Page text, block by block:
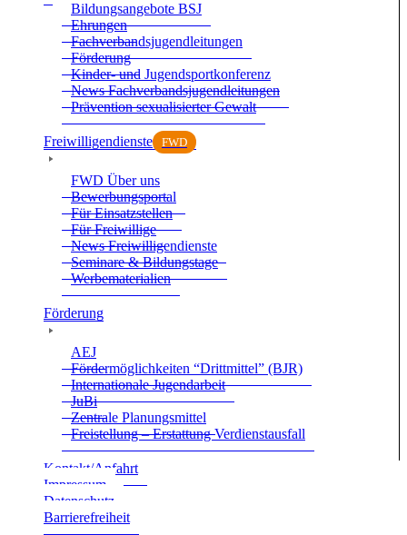
Bil­dungs­an­ge­bote BSJ
Ehrun­gen
Fach­ver­bands­ju­gend­lei­tun­gen
För­de­rung
Kin­der- und Jugend­sport­kon­fe­renz
News Fach­ver­bands­ju­gend­lei­tun­gen
Prä­ven­tion sexua­li­sier­ter Gewalt
Frei­wil­li­gen­dienste FWD
FWD Über uns
Bewer­bungs­por­tal
Für Ein­satz­stel­len
Für Frei­wil­lige
News Frei­wil­li­gen­dienste
Semi­nare & Bil­dungs­tage
Wer­be­ma­te­ria­lien
För­de­rung
AEJ
För­der­mög­lich­kei­ten “Dritt­mit­tel” (BJR)
Inter­na­tio­nale Jugend­ar­beit
JuBi
Zen­trale Pla­nungs­mit­tel
Frei­stel­lung – Erstat­tung Ver­dienst­aus­fall
Kontakt/Anfahrt
Impres­sum
Daten­schutz
Bar­rie­re­frei­heit